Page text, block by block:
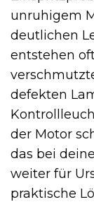
unruhigem
deutlichen
entstehen
defekten
der Motor
das bei
weiter für
praktische